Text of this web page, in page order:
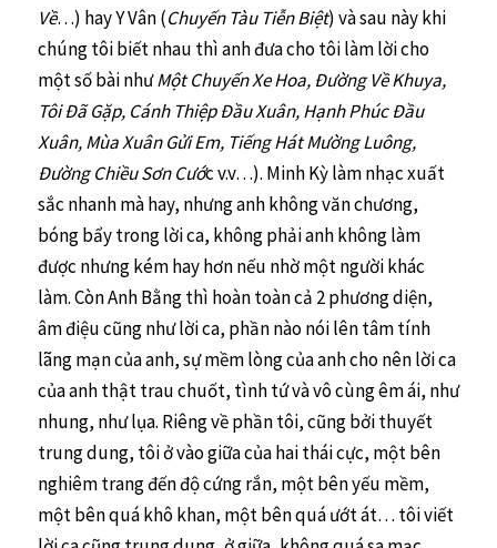
Về…) hay Y Vân (Chuyến Tàu Tiễn Biệt) và sau này khi
chúng tôi biết nhau thì anh đưa cho tôi làm lời cho
một số bài nhưMột Chuyến Xe Hoa, Đường Về Khuya,
Tôi Đã Gặp, Cánh Thiệp Đầu Xuân, Hạnh Phúc Đầu
Xuân, Mùa Xuân Gửi Em, Tiếng Hát Mường Luông,
Đường Chiều Sơn Cước v.v…). Minh Kỳ làm nhạc xuất
sắc nhanh mà hay, nhưng anh không văn chương,
bóng bẩy trong lời ca, không phải anh không làm
được nhưng kém hay hơn nếu nhờ một người khác
làm. Còn Anh Bằng thì hoàn toàn cả 2 phương diện,
âm điệu cũng như lời ca, phần nào nói lên tâm tính
lãng mạn của anh, sự mềm lòng của anh cho nên lời ca
của anh thật trau chuốt, tình tứ và vô cùng êm ái, như
nhung, như lụa. Riêng về phần tôi, cũng bởi thuyết
trung dung, tôi ở vào giữa của hai thái cực, một bên
nghiêm trang đến độ cứng rắn, một bên yếu mềm,
một bên quá khô khan, một bên quá ướt át… tôi viết